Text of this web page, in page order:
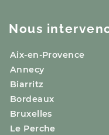
Nous
Aix-en-Provence
Annecy
Biarritz
Bordeaux
Bruxelles
Le Perche